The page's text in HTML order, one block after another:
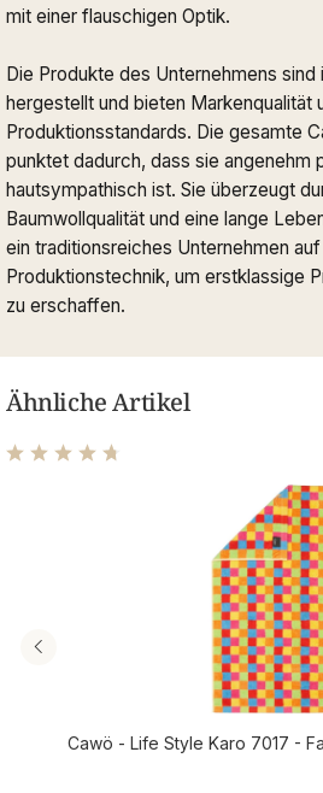
mit einer flauschigen Optik.
Die Produkte des Unternehmens sind
hergestellt und bieten Markenqualität
Produktionsstandards. Die gesamte
punktet dadurch, dass sie angenehm
hautsympathisch ist. Sie überzeugt
Baumwollqualität und eine lange
ein traditionsreiches Unternehmen
Produktionstechnik, um erstklassige
zu erschaffen.
Ähnliche Artikel
Durchschnittliche Bewertung von
Cawö - Life Style Karo 7017 -